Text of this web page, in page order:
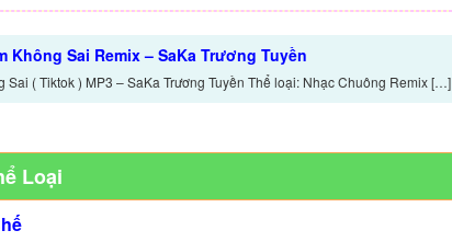
Không Sai Remix – SaKa Trương Tuyền
( Tiktok ) MP3 – SaKa Trương Tuyền Thể loại: Nhạc Chuông Remix […]
Loại